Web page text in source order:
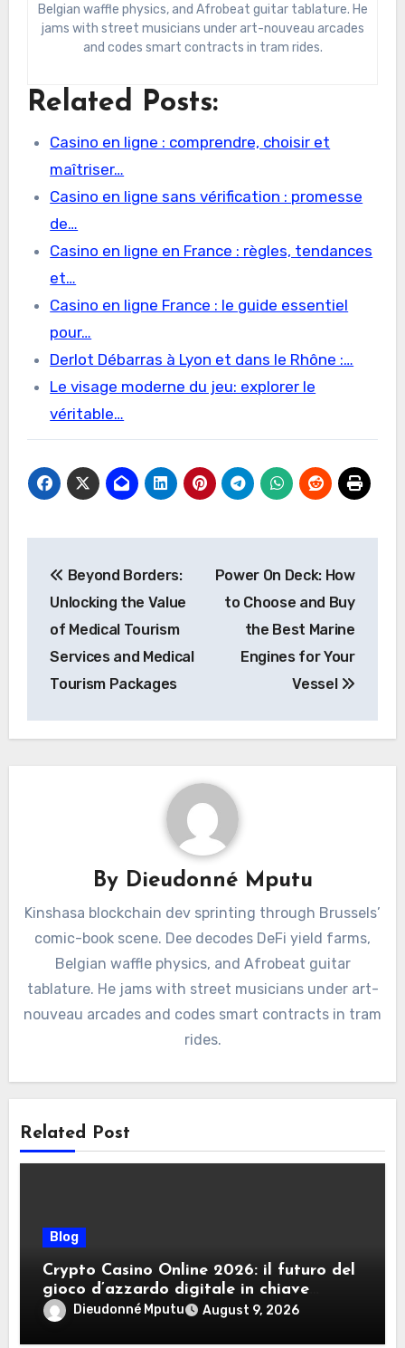
Belgian waffle physics, and Afrobeat guitar tablature. He
jams with street musicians under art-nouveau arcades
and codes smart contracts in tram rides.
Related Posts:
Casino en ligne : comprendre, choisir et
maîtriser…
Casino en ligne sans vérification : promesse
de…
Casino en ligne en France : règles, tendances
et…
Casino en ligne France : le guide essentiel
pour…
Derlot Débarras à Lyon et dans le Rhône :…
Le visage moderne du jeu: explorer le
véritable…
navigation
Beyond Borders:
Unlocking the Value
of Medical Tourism
Services and Medical
Tourism Packages
Power On Deck: How
to Choose and Buy
the Best Marine
Engines for Your
Vessel
By Dieudonné Mputu
Kinshasa blockchain dev sprinting through Brussels’
comic-book scene. Dee decodes DeFi yield farms,
Belgian waffle physics, and Afrobeat guitar
tablature. He jams with street musicians under art-
nouveau arcades and codes smart contracts in tram
rides.
Related Post
Blog
Crypto Casino Online 2026: il futuro del
gioco d’azzardo digitale in chiave
criptovalute
Dieudonné Mputu August 9, 2026